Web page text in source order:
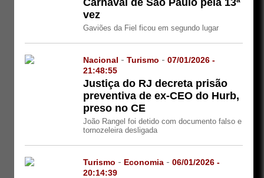
vez
Gaviões da Fiel ficou em segundo lugar
Nacional -Turismo -07/01/2026 -
21:48:55
Justiça do RJ decreta prisão
preventiva de ex-CEO do Hurb,
preso no CE
João Rangel foi detido com documento falso e
tornozeleira desligada
Turismo - Economia -06/01/2026 -
20:14:39